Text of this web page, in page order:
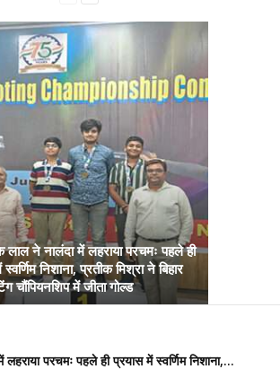
लाल ने नालंदा में लहराया परचमः पहले ही
निशाना, प्रतीक मिश्रा ने बिहार
चौंपियनशिप में जीता गोल्ड
परचमः पहले ही प्रयास में स्वर्णिम निशाना,...